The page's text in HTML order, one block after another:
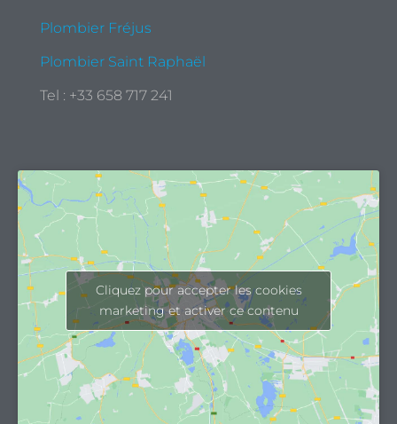
Cliquez pour accepter les cookies
marketing et activer ce contenu
Plombier Fréjus
Plombier Saint Raphaël
Tel : +33 658 717 241